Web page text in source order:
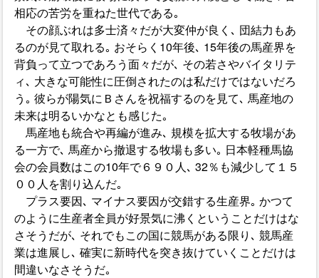
相応の苦労を重ねた世代である｡
その顔ぶれは多士済々だが大変仲が良く､ 団結力もあ
るのが見て取れる｡ おそらく10年後､ 15年後の馬産界を
背負って立つであろう面々だが､ その若さやバイタリテ
ィ､ 大きな可能性に圧倒されたのは私だけではないだろ
う｡ 彼らが陽気にＢさんを祝福するのを見て､ 馬産地の
未来は明るいかなとも感じた｡
馬産地も統合や再編が進み､ 規模を拡大する牧場があ
る一方で､ 馬産から撤退する牧場も多い｡ 日本軽種馬協
会の会員数はこの10年で６９０人､ 32％も減少して１５
００人を割り込んだ｡
プラス要因､ マイナス要因が交錯する生産界｡ かつて
のように生産者全員が好景気に沸くということだけはな
さそうだが､ それでもこの国に競馬がある限り､ 競馬産
業は進展し､ 確実に新時代を突き抜けていくことだけは
間違いなさそうだ｡